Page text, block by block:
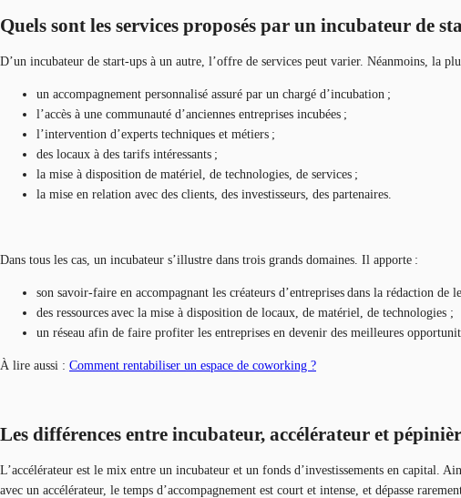
Quels sont les services proposés par un incubateur de
D’un incubateur de start-ups à un autre, l’offre de services peut varier. Néanmoins, la
un accompagnement personnalisé assuré par un chargé d’incubation ;
l’accès à une communauté d’anciennes entreprises incubées ;
l’intervention d’experts techniques et métiers ;
des locaux à des tarifs intéressants ;
la mise à disposition de matériel, de technologies, de services ;
la mise en relation avec des clients, des investisseurs, des partenaires.
Dans tous les cas, un incubateur s’illustre dans trois grands domaines. Il apporte :
son savoir-faire en accompagnant les créateurs d’entreprises dans la rédaction
des ressources avec la mise à disposition de locaux, de matériel, de technologies ;
un réseau afin de faire profiter les entreprises en devenir des meilleures
À lire aussi : Comment rentabiliser un espace de coworking ?
Les différences entre incubateur, accélérateur et
L’accélérateur est le mix entre un incubateur et un fonds d’investissements en capital.
avec un accélérateur, le temps d’accompagnement est court et intense, et dépasse